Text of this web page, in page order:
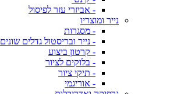
- אביזרי עזר לפיסול
נייר ומוצריו
- מסגרות
- נייר ובריסטול גדלים שונים
- קרטון ביצוע
- בלוקים לציור
- תיקי ציור
- אוריגמי